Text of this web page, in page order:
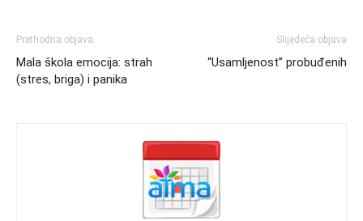
Prethodna objava
Mala škola emocija: strah
(stres, briga) i panika
Slijedeća objava
“Usamljenost” probuđenih